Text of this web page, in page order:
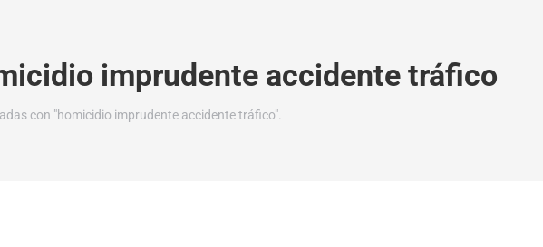
imprudente accidente tráfico
con "homicidio imprudente accidente tráfico".